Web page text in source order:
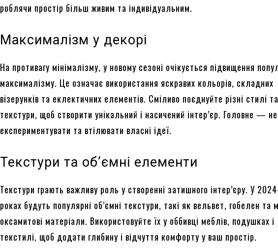
роблячи простір більш живим та індивідуальним.
Максималізм у декорі
На противагу мінімалізму, у новому сезоні очікується підвищення
максималізму. Це означає використання яскравих кольорів, складних
візерунків та еклектичних елементів. Сміливо поєднуйте різні стилі та
текстури, щоб створити унікальний і насичений інтер’єр. Головне —
експериментувати та втілювати власні ідеї.
Текстури та об’ємні елементи
Текстури грають важливу роль у створенні затишного інтер’єру. У
роках будуть популярні об’ємні текстури, такі як вельвет, гобелен та
оксамитові матеріали. Використовуйте їх у оббивці меблів, подушках і
текстилі, щоб додати глибину і відчуття комфорту у ваш простір.